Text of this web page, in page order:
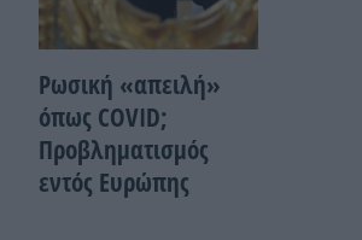
Ρωσική «απειλή»
όπως COVID;
Προβληματισμός
εντός Ευρώπης